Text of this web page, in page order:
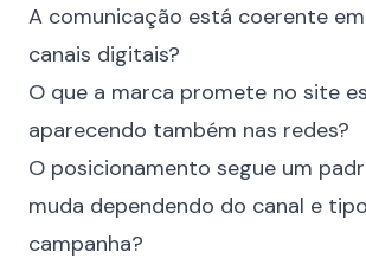
A comunicação está coerente
canais digitais?
O que a marca promete no site
aparecendo também nas redes?
O posicionamento segue um
muda dependendo do canal e
campanha?